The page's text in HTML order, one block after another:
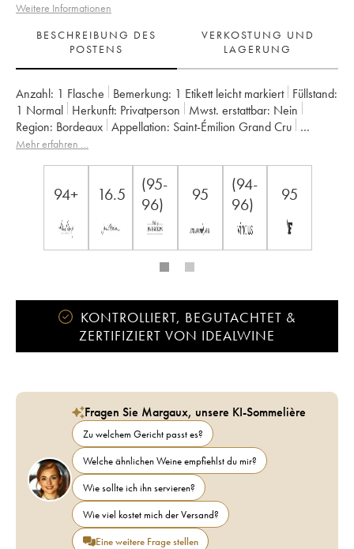
Weitere Informationen
BESCHREIBUNG DES
POSTENS
VERKOSTUNG UND
LAGERUNG
Anzahl: 1 Flasche Bemerkung: 1 Etikett leicht markiert Füllstand:
1 Normal Herkunft: privatperson Mwst. erstattbar:
nein
Region:
Bordeaux Appellation:
Saint-Émilion Grand Cru
Klassifizierung:
Mehr erfahren …
94+ 16.5
(95-
96)
95
(94-
96)
95
KONTROLLIERT, BEGUTACHTET &
ZERTIFIZIERT VON IDEALWINE
Fragen Sie Margaux, unsere KI-Sommelière
Zu welchem Gericht passt es?
Welche ähnlichen Weine empfiehlst du mir?
Wie sollte ich ihn servieren?
Wie viel kostet mich der Versand?
Eine weitere Frage stellen